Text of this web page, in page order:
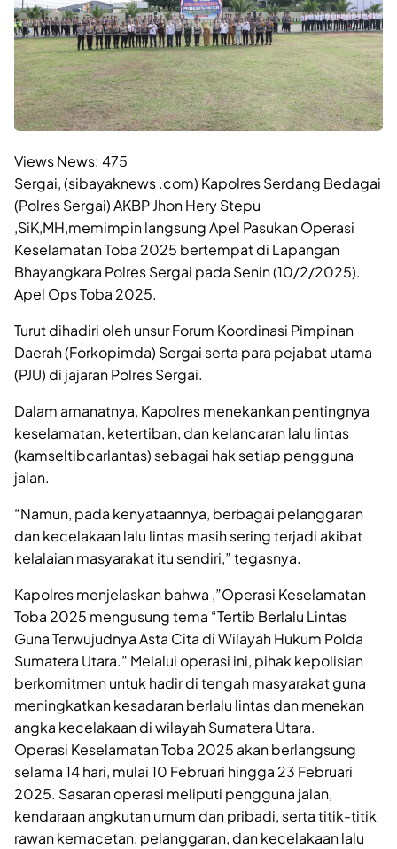
Views News: 475
Sergai, (sibayaknews .com) Kapolres Serdang Bedagai
(Polres Sergai) AKBP Jhon Hery Stepu
,SiK,MH,memimpin langsung Apel Pasukan Operasi
Keselamatan Toba 2025 bertempat di Lapangan
Bhayangkara Polres Sergai pada Senin (10/2/2025).
Apel Ops Toba 2025.
Turut dihadiri oleh unsur Forum Koordinasi Pimpinan
Daerah (Forkopimda) Sergai serta para pejabat utama
(PJU) di jajaran Polres Sergai.
Dalam amanatnya, Kapolres menekankan pentingnya
keselamatan, ketertiban, dan kelancaran lalu lintas
(kamseltibcarlantas) sebagai hak setiap pengguna
jalan.
“Namun, pada kenyataannya, berbagai pelanggaran
dan kecelakaan lalu lintas masih sering terjadi akibat
kelalaian masyarakat itu sendiri,” tegasnya.
Kapolres menjelaskan bahwa ,”Operasi Keselamatan
Toba 2025 mengusung tema “Tertib Berlalu Lintas
Guna Terwujudnya Asta Cita di Wilayah Hukum Polda
Sumatera Utara.” Melalui operasi ini, pihak kepolisian
berkomitmen untuk hadir di tengah masyarakat guna
meningkatkan kesadaran berlalu lintas dan menekan
angka kecelakaan di wilayah Sumatera Utara.
Operasi Keselamatan Toba 2025 akan berlangsung
selama 14 hari, mulai 10 Februari hingga 23 Februari
2025. Sasaran operasi meliputi pengguna jalan,
kendaraan angkutan umum dan pribadi, serta titik-titik
rawan kemacetan, pelanggaran, dan kecelakaan lalu